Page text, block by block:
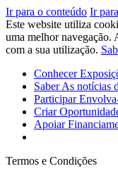
Ir para o conteúdo Ir
Este website utiliza
uma melhor navegação.
com a sua utilização.
Conhecer
SaberAs notícias
Participar
Criar
Apoiar
Termos e Condições